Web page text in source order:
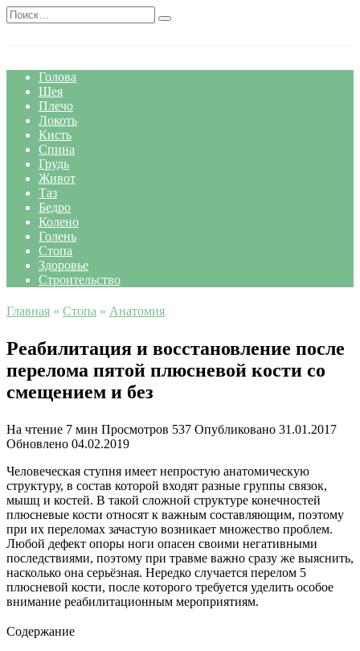
Перейти
к
Search
for:
Голова
Шея
Плечо
Локоть
Кисть
Спина
Грудь
Живот
Таз
Бедро
Колено
Голень
Стопа
Здоровье
Строительство
Главная » Стопа » Анатомия
Реабилитация и восстановление после
перелома пятой плюсневой кости со
смещением и без
На чтение 7 мин Просмотров 537 Опубликовано 31.01.2017
Обновлено 04.02.2019
Человеческая ступня имеет непростую анатомическую
структуру, в состав которой входят разные группы связок,
мышц и костей. В такой сложной структуре конечностей
плюсневые кости относят к важным составляющим, поэтому
при их переломах зачастую возникает множество проблем.
Любой дефект опоры ноги опасен своими негативными
последствиями, поэтому при травме важно сразу же выяснить,
насколько она серьёзная. Нередко случается перелом 5
плюсневой кости, после которого требуется уделить особое
внимание реабилитационным мероприятиям.
Содержание